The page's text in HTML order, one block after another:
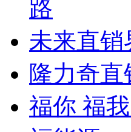
路
未来直
隆力奇
福你 福